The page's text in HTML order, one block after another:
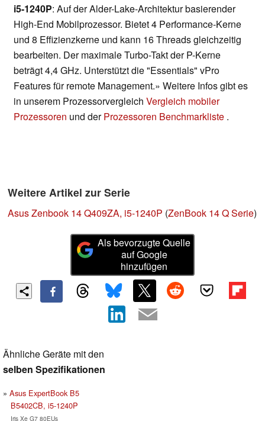
i5-1240P: Auf der Alder-Lake-Architektur basierender
High-End Mobilprozessor. Bietet 4 Performance-Kerne
und 8 Effizienzkerne und kann 16 Threads gleichzeitig
bearbeiten. Der maximale Turbo-Takt der P-Kerne
beträgt 4,4 GHz. Unterstützt die "Essentials" vPro
Features für remote Management.» Weitere Infos gibt es
in unserem Prozessorvergleich Vergleich mobiler
Prozessoren und derProzessoren Benchmarkliste .
Weitere Artikel zur Serie
Asus Zenbook 14 Q409ZA, i5-1240P (ZenBook 14 Q Serie)
Als bevorzugte Quelle
auf Google
hinzufügen
Ähnliche Geräte mit den
selben Spezifikationen
Asus ExpertBook B5
B5402CB, i5-1240P
Iris Xe G7 80EUs